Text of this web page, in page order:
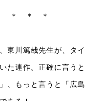
＊ ＊ ＊
東川篤哉先生が、タイ
た連作。正確に言うと
、もっと言うと「広島